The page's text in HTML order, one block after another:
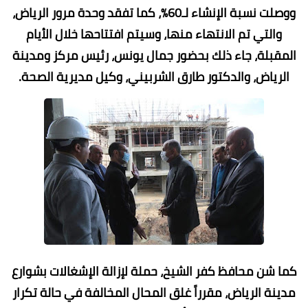
ووصلت نسبة الإنشاء لـ60%، كما تفقد وحدة مرور الرياض،
والتي تم الانتهاء منها، وسيتم افتتاحها خلال الأيام
المقبلة، جاء ذلك بحضور جمال يونس، رئيس مركز ومدينة
الرياض، والدكتور طارق الشربيني، وكيل مديرية الصحة.
كما شن محافظ كفر الشيخ، حملة لإزالة الإشغالات بشوارع
مدينة الرياض، مقرراً غلق المحال المخالفة في حالة تكرار